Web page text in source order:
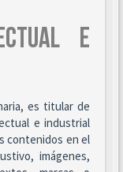
E
es titular de
e industrial
contenidos en el
imágenes,